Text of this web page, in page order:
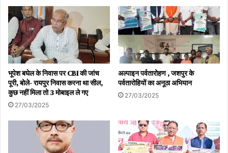
'केलो है तो कल है' के संकल्प के साथ पहाड़ लुडेग से केलो संरक्षण
महाभियान का हुआ आगाज
Kelo conservation campaign started from
mountain Ludeg with the resolution of 'Kelo hai
to kal hai'
भूपेश बघेल के निवास पर CBI की जांच
पूरी, बोले- रायपुर निवास करना था सील,
कुछ नहीं मिला तो 3 मोबाइल ले गए
27/03/2025
अल्पाइन पर्वतारोहण , जशपुर के
पर्वतारोहियों का अनूठा अभियान
27/03/2025